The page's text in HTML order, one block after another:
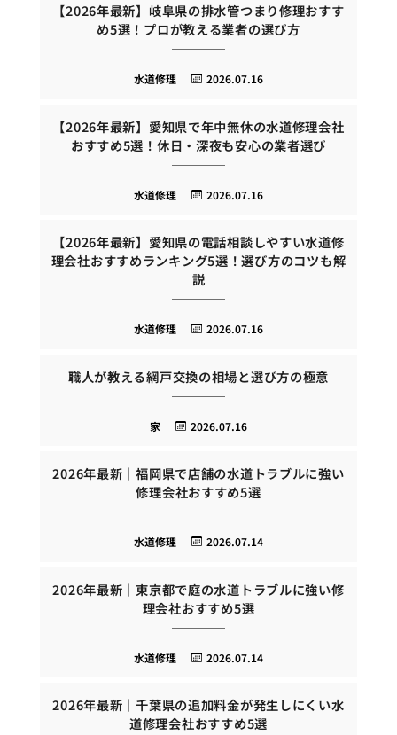
【2026年最新】岐阜県の排水管つまり修理おすす
め5選！プロが教える業者の選び方
2026.07.16
水道修理
【2026年最新】愛知県で年中無休の水道修理会社
おすすめ5選！休日・深夜も安心の業者選び
2026.07.16
水道修理
【2026年最新】愛知県の電話相談しやすい水道修
理会社おすすめランキング5選！選び方のコツも解
説
2026.07.16
水道修理
職人が教える網戸交換の相場と選び方の極意
2026.07.16
家
2026年最新｜福岡県で店舗の水道トラブルに強い
修理会社おすすめ5選
2026.07.14
水道修理
2026年最新｜東京都で庭の水道トラブルに強い修
理会社おすすめ5選
2026.07.14
水道修理
2026年最新｜千葉県の追加料金が発生しにくい水
道修理会社おすすめ5選